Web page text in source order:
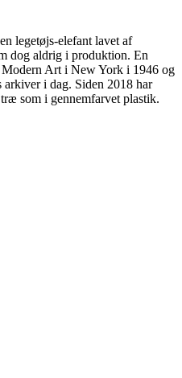
legetøjs-elefant lavet af
dog aldrig i produktion. En
Art i New York i 1946 og
i dag. Siden 2018 har
som i gennemfarvet plastik.